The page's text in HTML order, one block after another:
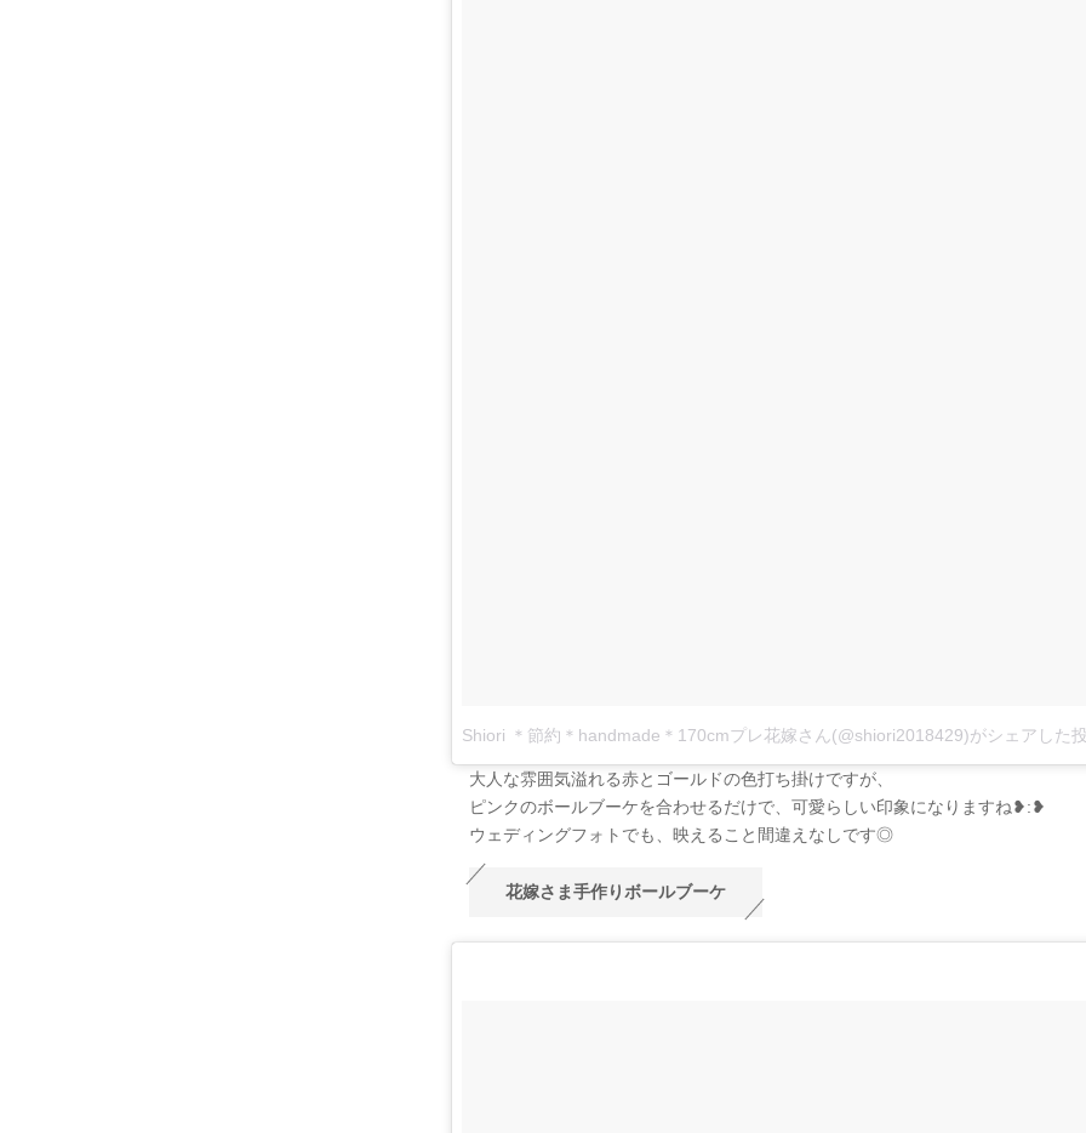
Shiori ＊節約＊handmade＊170cmプレ花嫁さん(@shiori2018429)がシェアした
大人な雰囲気溢れる赤とゴールドの色打ち掛けですが、
ピンクのボールブーケを合わせるだけで、可愛らしい印象になりますね❥︎:❥︎
ウェディングフォトでも、映えること間違えなしです◎
花嫁さま手作りボールブーケ